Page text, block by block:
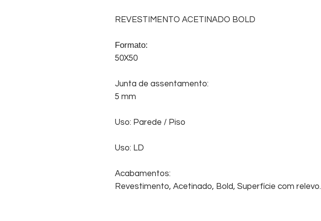
REVESTIMENTO ACETINADO BOLD
Formato:
50X50
Junta de assentamento:
5 mm
Uso: Parede / Piso
Uso: LD
Acabamentos:
Revestimento, Acetinado, Bold, Superfície com relevo.